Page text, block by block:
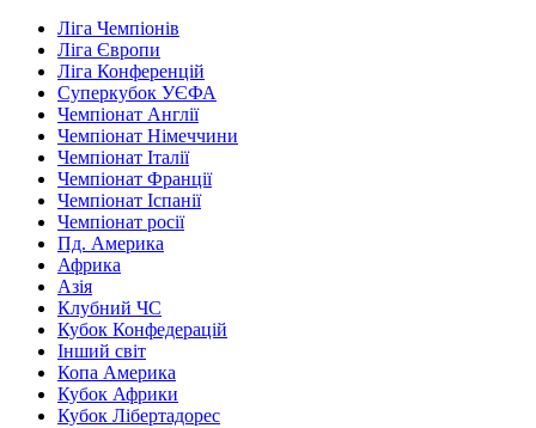
Ліга Чемпіонів
Ліга Європи
Ліга Конференцій
Суперкубок УЄФА
Чемпіонат Англії
Чемпіонат Німеччини
Чемпіонат Італії
Чемпіонат Франції
Чемпіонат Іспанії
Чемпіонат росії
Пд. Америка
Африка
Азія
Клубний ЧС
Кубок Конфедерацій
Інший світ
Копа Америка
Кубок Африки
Кубок Лібертадорес